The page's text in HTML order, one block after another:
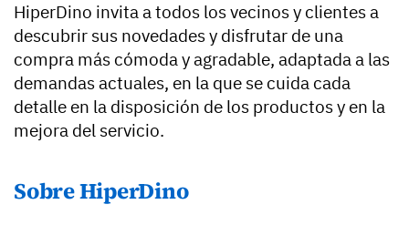
HiperDino invita a todos los vecinos y clientes a
descubrir sus novedades y disfrutar de una
compra más cómoda y agradable, adaptada a las
demandas actuales, en la que se cuida cada
detalle en la disposición de los productos y en la
mejora del servicio.
Sobre HiperDino